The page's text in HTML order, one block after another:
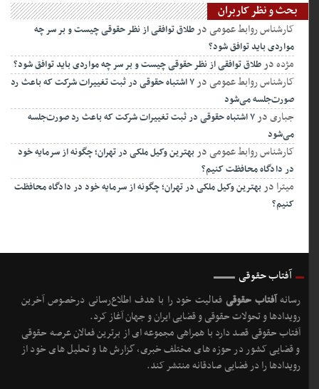
بحث و نظر کاربران
کارشناس روابط عمومیدرطلاق توافقی از نظر حقوقی چیست و بر سر چه
مواردی باید توافق شود؟
مژدهدرطلاق توافقی از نظر حقوقی چیست و بر سر چه مواردی باید توافق شود؟
کارشناس روابط عمومیدر ۷ اشتباه حقوقی در ثبت تغییرات شرکت که باعث رد
صورت‌جلسه می‌شود
جباریدر ۷ اشتباه حقوقی در ثبت تغییرات شرکت که باعث رد صورت‌جلسه
می‌شود
کارشناس روابط عمومیدربهترین وکیل ملکی در تهران؛ چگونه از سرمایه خود
در دادگاه محافظت کنیم؟
میترادربهترین وکیل ملکی در تهران؛ چگونه از سرمایه خود در دادگاه محافظت
کنیم؟
آفتاب حقوقی
رسانهآفتاب حقوقیفعالیت خود را با هدف اطلاع‌رسانی درخصوص آخرین
رویدادها و تحولات حقوقی و قضایی ایران و جهان آغاز کرد.
آفتاب حقوقی قصد دارد با همراهی مجموعه ای از برترین فعالان عرصه حقوقی
و قضایی کشور در حوزه های مختلف خبری، گزارش ها و تحلیل های خود از
رویدادها را در فضایی صادقانه منتشر کند.